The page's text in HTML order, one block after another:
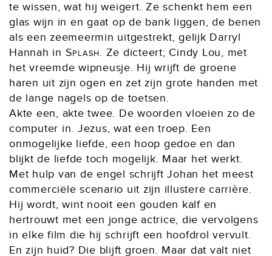
te wissen, wat hij weigert. Ze schenkt hem een
glas wijn in en gaat op de bank liggen, de benen
als een zeemeermin uitgestrekt, gelijk Darryl
Hannah in Splash. Ze dicteert; Cindy Lou, met
het vreemde wipneusje. Hij wrijft de groene
haren uit zijn ogen en zet zijn grote handen met
de lange nagels op de toetsen.
Akte een, akte twee. De woorden vloeien zo de
computer in. Jezus, wat een troep. Een
onmogelijke liefde, een hoop gedoe en dan
blijkt de liefde toch mogelijk. Maar het werkt.
Met hulp van de engel schrijft Johan het meest
commerciële scenario uit zijn illustere carrière.
Hij wordt, wint nooit een gouden kalf en
hertrouwt met een jonge actrice, die vervolgens
in elke film die hij schrijft een hoofdrol vervult.
En zijn huid? Die blijft groen. Maar dat valt niet